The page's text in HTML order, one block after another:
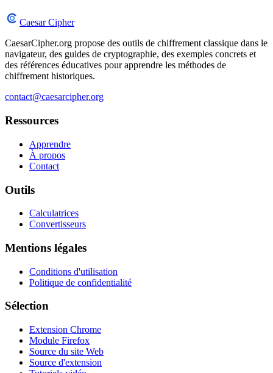
Caesar Cipher
CaesarCipher.org propose des outils de chiffrement classique dans le
navigateur, des guides de cryptographie, des exemples concrets et
des références éducatives pour apprendre les méthodes de
chiffrement historiques.
contact@caesarcipher.org
Ressources
Apprendre
À propos
Contact
Outils
Calculatrices
Convertisseurs
Mentions légales
Conditions d'utilisation
Politique de confidentialité
Sélection
Extension Chrome
Module Firefox
Source du site Web
Source d'extension